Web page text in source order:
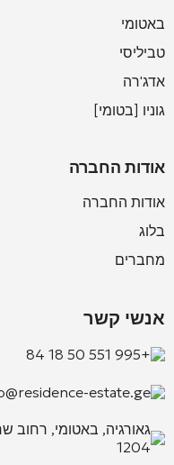
באטומי
טביליסי
אדג'רה
גוניו [בטומי]
אודות החברה
אודות החברה
בלוג
מחברים
אנשי קשר
+995 551 50 18 84
estate.ge
1204